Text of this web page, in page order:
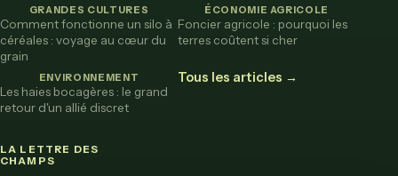
GRANDES CULTURES
Comment fonctionne un silo à
céréales : voyage au cœur du
grain
ÉCONOMIE AGRICOLE
Foncier agricole : pourquoi les
terres coûtent si cher
ENVIRONNEMENT
Les haies bocagères : le grand
retour d'un allié discret
Tous les articles →
LA LETTRE DES
CHAMPS